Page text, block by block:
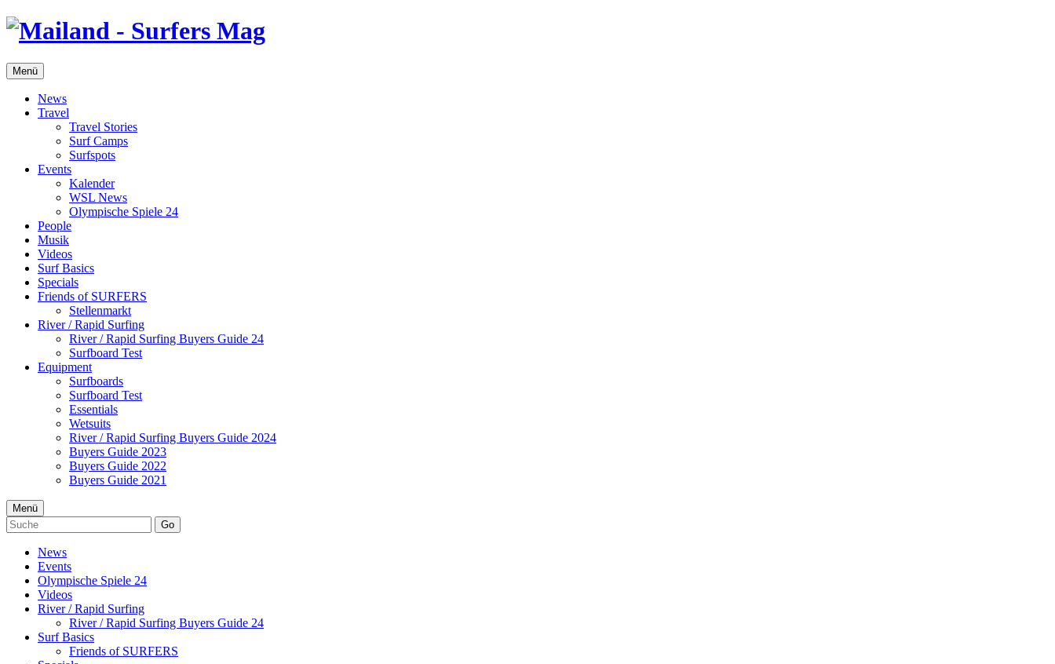
Menü
News
Travel
Travel Stories
Surf Camps
Surfspots
Events
Kalender
WSL News
Olympische Spiele 24
People
Musik
Videos
Surf Basics
Specials
Friends of SURFERS
Stellenmarkt
River / Rapid Surfing
River / Rapid Surfing Buyers Guide 24
Surfboard Test
Equipment
Surfboards
Surfboard Test
Essentials
Wetsuits
River / Rapid Surfing Buyers Guide 2024
Buyers Guide 2023
Buyers Guide 2022
Buyers Guide 2021
Menü
Go
News
Events
Olympische Spiele 24
Videos
River / Rapid Surfing
River / Rapid Surfing Buyers Guide 24
Surf Basics
Friends of SURFERS